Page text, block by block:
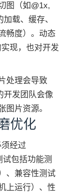
图（如@1x,
载、缓存、
畅度）。动态
现，也对开发
处理会导致
开发团队会像
图片资源。
优化
经过
包括功能测
、兼容性测试
上运行）、性